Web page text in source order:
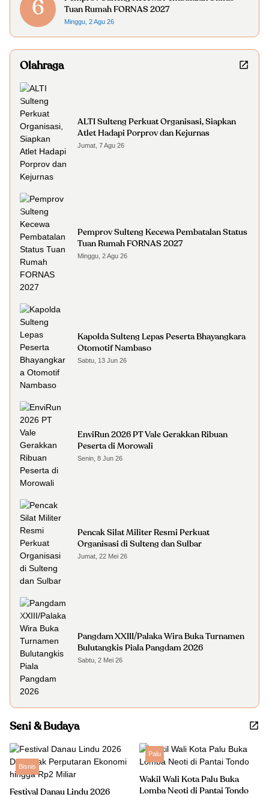
6
Tuan Rumah FORNAS 2027
Minggu, 2 Agu 26
Olahraga
ALTI Sulteng Perkuat Organisasi, Siapkan
Atlet Hadapi Porprov dan Kejurnas
Jumat, 7 Agu 26
Pemprov Sulteng Kecewa Pembatalan Status
Tuan Rumah FORNAS 2027
Minggu, 2 Agu 26
Kapolda Sulteng Lepas Peserta Bhayangkara
Otomotif Nambaso
Sabtu, 13 Jun 26
EnviRun 2026 PT Vale Gerakkan Ribuan
Peserta di Morowali
Senin, 8 Jun 26
Pencak Silat Militer Resmi Perkuat
Organisasi di Sulteng dan Sulbar
Jumat, 22 Mei 26
Pangdam XXIII/Palaka Wira Buka Turnamen
Bulutangkis Piala Pangdam 2026
Sabtu, 2 Mei 26
Seni & Budaya
Bisnis
Festival Danau Lindu 2026
Palu
Wakil Wali Kota Palu Buka
Lomba Neoti di Pantai Tondo